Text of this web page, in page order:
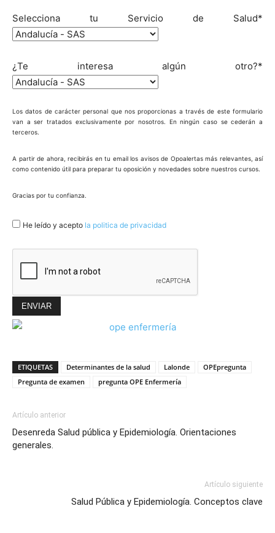
Selecciona tu Servicio de Salud*
¿Te interesa algún otro?*
Los datos de carácter personal que nos proporcionas a través de este formulario
van a ser tratados exclusivamente por nosotros. En ningún caso se cederán a
terceros.
A partir de ahora, recibirás en tu email los avisos de Opoalertas más relevantes, así
como contenido útil para preparar tu oposición y novedades sobre nuestros cursos.
Gracias por tu confianza.
He leído y acepto la politica de privacidad
ETIQUETAS Determinantes de la salud Lalonde
OPEpregunta
Pregunta de examen
pregunta OPE Enfermería
Artículo anterior
Desenreda Salud pública y Epidemiología. Orientaciones
generales.
Artículo siguiente
Salud Pública y Epidemiología. Conceptos clave